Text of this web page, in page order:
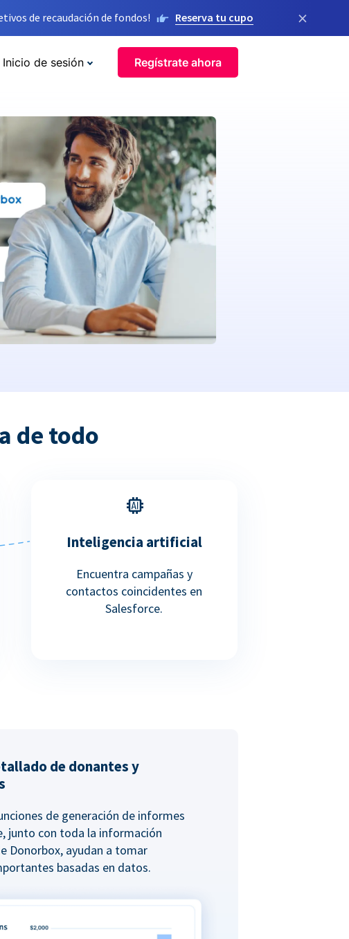
de recaudación de fondos! Reserva tu cupo ×
Inicio de sesión Regístrate ahora
de todo
Inteligencia artificial
Encuentra campañas y
contactos coincidentes en
Salesforce.
de donantes y
de generación de informes
junto con toda la información
Donorbox, ayudan a tomar
basadas en datos.